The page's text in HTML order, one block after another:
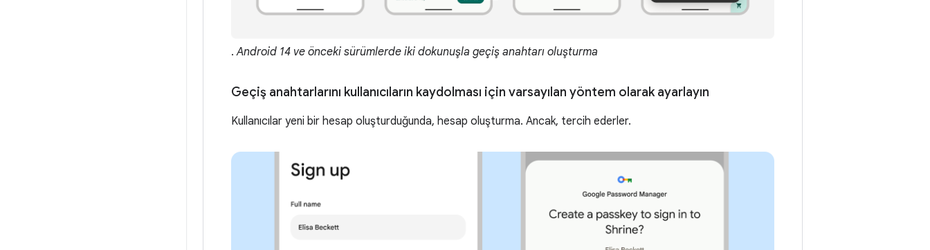
.Android 14 ve önceki sürümlerde iki dokunuşla geçiş anahtarı oluşturma
Geçiş anahtarlarını kullanıcıların kaydolması için varsayılan yöntem olarak ayarlayın
Kullanıcılar yeni bir hesap oluşturduğunda, hesap oluşturma. Ancak, tercih ederler.